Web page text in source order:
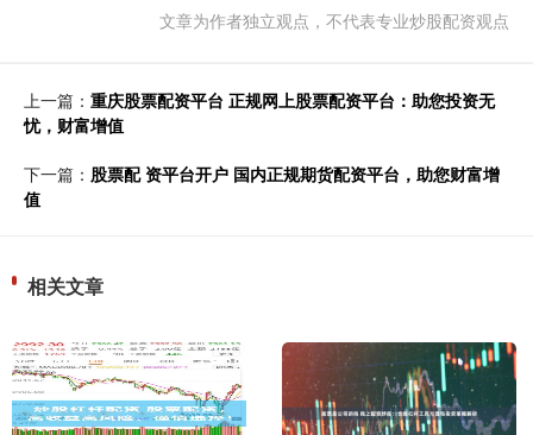
文章为作者独立观点，不代表专业炒股配资观点
上一篇： 重庆股票配资平台 正规网上股票配资平台：助您投资无
忧，财富增值
下一篇： 股票配 资平台开户 国内正规期货配资平台，助您财富增
值
相关文章